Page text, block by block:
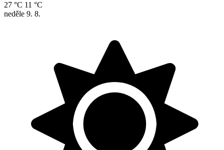
27 °C 11 °C
neděle 9. 8.